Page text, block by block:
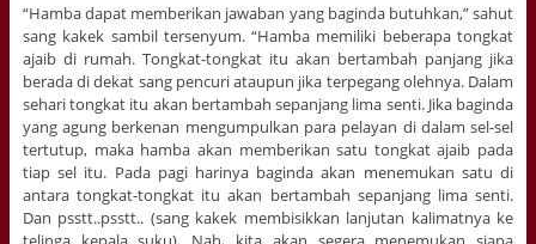
“Hamba dapat memberikan jawaban yang baginda butuhkan,” sahut
sang kakek sambil tersenyum. “Hamba memiliki beberapa tongkat
ajaib di rumah. Tongkat-tongkat itu akan bertambah panjang jika
berada di dekat sang pencuri ataupun jika terpegang olehnya. Dalam
sehari tongkat itu akan bertambah sepanjang lima senti. Jika baginda
yang agung berkenan mengumpulkan para pelayan di dalam sel-sel
tertutup, maka hamba akan memberikan satu tongkat ajaib pada
tiap sel itu. Pada pagi harinya baginda akan menemukan satu di
antara tongkat-tongkat itu akan bertambah sepanjang lima senti.
Dan psstt..psstt.. (sang kakek membisikkan lanjutan kalimatnya ke